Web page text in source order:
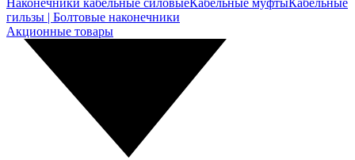
Наконечники кабельные силовыеКабельные муфтыКабельные
гильзы | Болтовые наконечники
Акционные товары